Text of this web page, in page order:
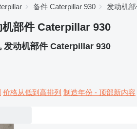
备件 Caterpillar 930 发动机
部件 Caterpillar 930
发动机部件 Caterpillar 930
价格从低到高排列 制造年份 - 顶部新内容